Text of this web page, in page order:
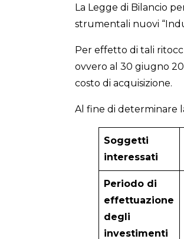
La Legge di Bilancio
strumentali nuovi
Per effetto di tali
ovvero al 30 giugno
costo di acquisizione.
Al fine di determinare
Soggetti
interessati
Periodo di
effettuazione
degli
investimenti